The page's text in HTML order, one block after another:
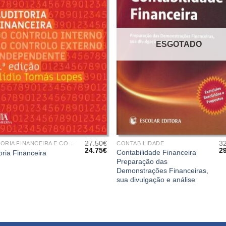
AUDITORIA FINANCEIRA E CONTABILÍSTICA
Financeira
27.50€
O
24.75€O
preço
atual
24.75€.
+
ESGOTADO
CONTABILIDADE
Contabilidade Financeira
Preparação das
Demonstrações Financeiras,
sua divulgação e análise
O